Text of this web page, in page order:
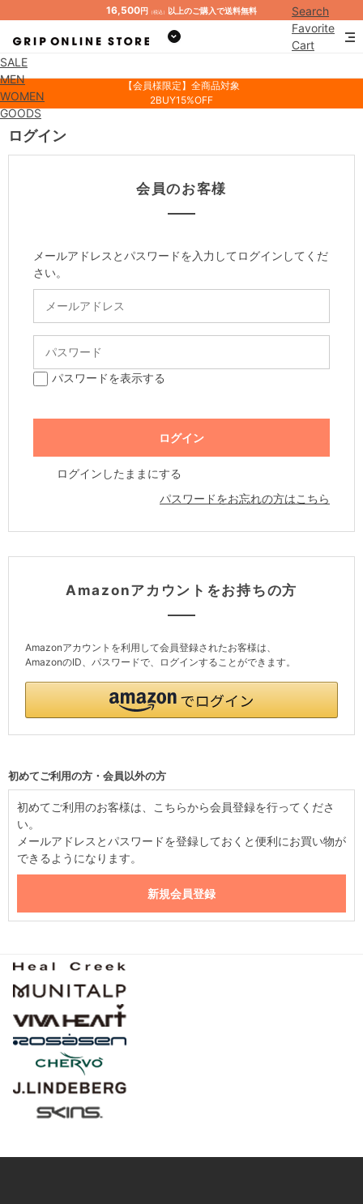
16,500円 （税込） 以上のご購入で送料無料
Search
Favorite
Cart
SALE
MEN
WOMEN
GOODS
【会員様限定】全商品対象
2BUY15%OFF
ログイン
会員のお客様
メールアドレスとパスワードを入力してログインしてくだ
さい。
パスワードを表示する
ログインしたままにする
パスワードをお忘れの方はこちら
Amazonアカウントをお持ちの方
Amazonアカウントを利用して会員登録されたお客様は、
AmazonのID、パスワードで、ログインすることができます。
初めてご利用の方・会員以外の方
初めてご利用のお客様は、こちらから会員登録を行ってくださ
い。
メールアドレスとパスワードを登録しておくと便利にお買い物が
できるようになります。